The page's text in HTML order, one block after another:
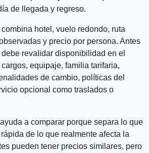
de llegada y regreso.
hotel, vuelo redondo, ruta
y precio por persona. Antes
revalidar disponibilidad en el
equipaje, familia tarifaria,
de cambio, políticas del
opcional como traslados o
a comparar porque separa lo que
de lo que realmente afecta la
pueden tener precios similares, pero